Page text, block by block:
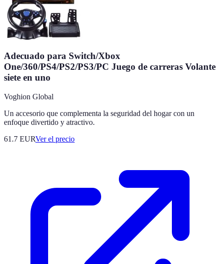
Adecuado para Switch/Xbox
One/360/PS4/PS2/PS3/PC Juego de carreras Volante
siete en uno
Voghion Global
Un accesorio que complementa la seguridad del hogar con un
enfoque divertido y atractivo.
61.7 EURVer el precio